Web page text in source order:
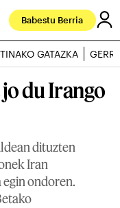
Babestu Berria
GATAZKA
du Irango
dituzten
Iran
ondoren.